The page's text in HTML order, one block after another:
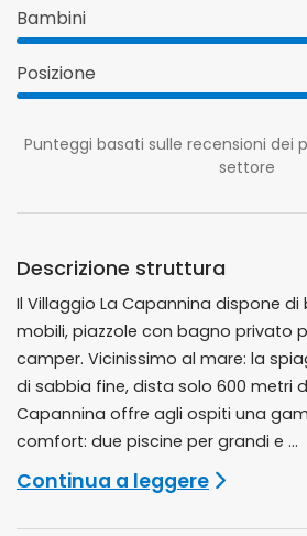
Bambini
Posizione
Punteggi basati sulle recensioni dei
settore
Descrizione struttura
Il Villaggio La Capannina dispone
mobili, piazzole con bagno privato
camper. Vicinissimo al mare: la
di sabbia fine, dista solo 600 metri
Capannina offre agli ospiti una
comfort: due piscine per grandi e ...
Continua a leggere